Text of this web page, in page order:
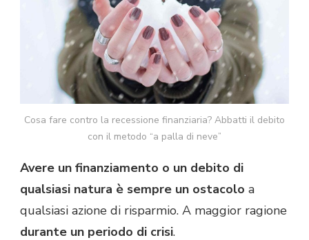
Cosa fare contro la recessione finanziaria? Abbatti il debito
con il metodo “a palla di neve”
Avere un finanziamento o un debito di
qualsiasi natura è sempre un ostacolo a
qualsiasi azione di risparmio. A maggior ragione
durante un periodo di crisi.